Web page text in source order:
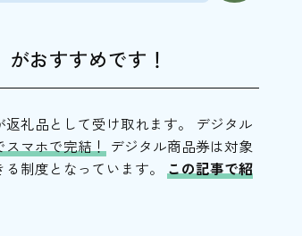
おすすめです！
礼品として受け取れます。 デジタル
スマホで完結！デジタル商品券は対象
制度となっています。 この記事で紹